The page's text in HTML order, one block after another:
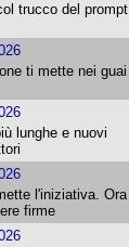
trucco del prompt
ti mette nei guai
lunghe e nuovi
l'iniziativa. Ora
firme